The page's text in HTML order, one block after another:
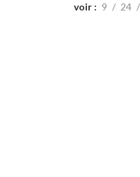
voir 9 24